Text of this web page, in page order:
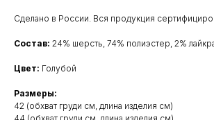
Сделано в России. Вся продукция
Состав: 24% шерсть, 74% полиэстер, 2%
Цвет: Голубой
Размеры:
42 (обхват груди см, длина изделия см)